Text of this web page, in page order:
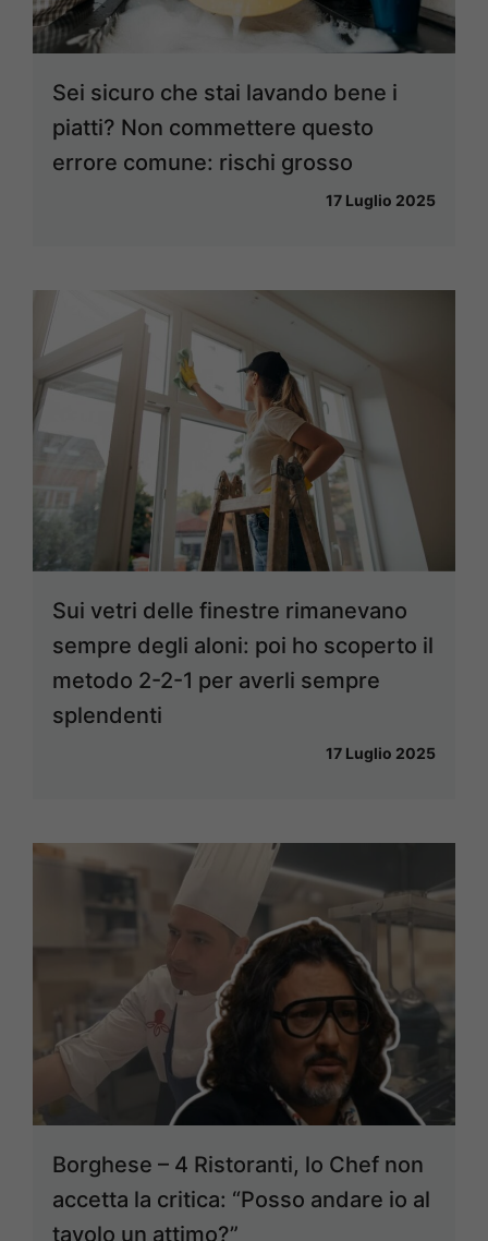
Sei sicuro che stai lavando bene i
piatti? Non commettere questo
errore comune: rischi grosso
17 Luglio 2025
Sui vetri delle finestre rimanevano
sempre degli aloni: poi ho scoperto il
metodo 2-2-1 per averli sempre
splendenti
17 Luglio 2025
Borghese – 4 Ristoranti, lo Chef non
accetta la critica: “Posso andare io al
tavolo un attimo?”